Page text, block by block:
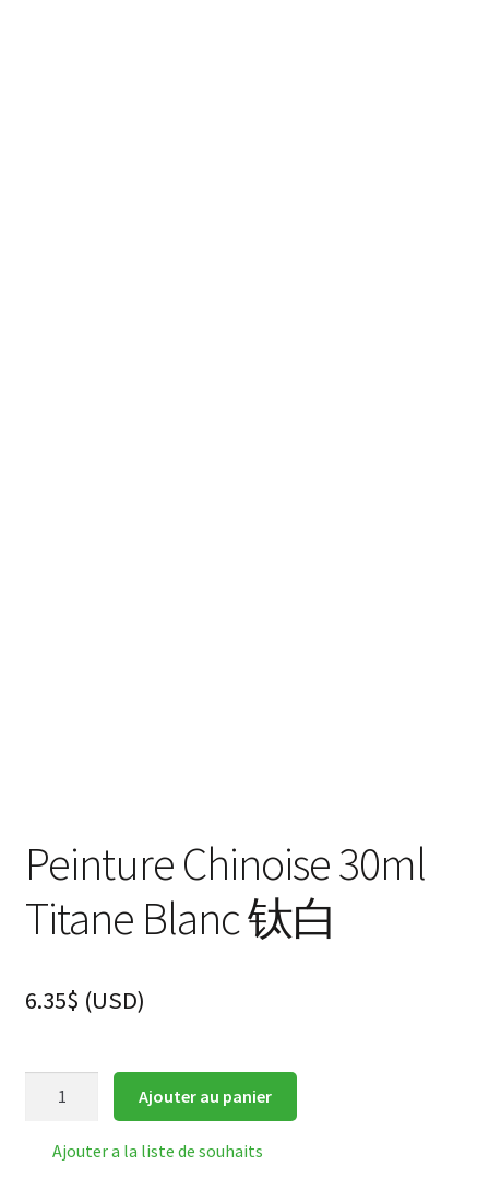
Peinture Chinoise 30ml
Titane Blanc 钛白
6.35$ (USD)
Chinoise
Ajouter au panier
Ajouter a la liste de souhaits